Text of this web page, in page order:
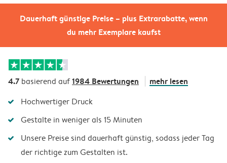
Dauerhaft günstige Preise – plus Extrarabatte, wenn
du mehr Exemplare kaufst
4.7 basierend auf1984 Bewertungen mehr lesen
Hochwertiger Druck
Gestalte in weniger als 15 Minuten
Unsere Preise sind dauerhaft günstig, sodass jeder Tag
der richtige zum Gestalten ist.